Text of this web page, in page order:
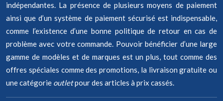
indépendantes. La présence de plusieurs moyens de paiement
ainsi que d’un système de paiement sécurisé est indispensable,
comme l’existence d’une bonne politique de retour en cas de
problème avec votre commande. Pouvoir bénéficier d’une large
gamme de modèles et de marques est un plus, tout comme des
offres spéciales comme des promotions, la livraison gratuite ou
une catégorie outletpour des articles à prix cassés.